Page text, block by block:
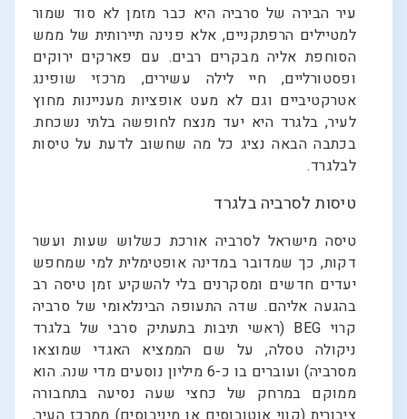
עיר הבירה של סרביה היא כבר מזמן לא סוד שמור
למטיילים הרפתקניים, אלא פנינה תיירותית של ממש
הסוחפת אליה מבקרים רבים. עם פארקים ירוקים
ופסטורליים, חיי לילה עשירים, מרכזי שופינג
אטרקטיביים וגם לא מעט אופציות מעניינות מחוץ
לעיר, בלגרד היא יעד מנצח לחופשה בלתי נשכחת.
בכתבה הבאה נציג כל מה שחשוב לדעת על טיסות
לבלגרד.
טיסות לסרביה בלגרד
טיסה מישראל לסרביה אורכת כשלוש שעות ועשר
דקות, כך שמדובר במדינה אופטימלית למי שמחפש
יעדים חדשים ומסקרנים בלי להשקיע זמן טיסה רב
בהגעה אליהם. שדה התעופה הבינלאומי של סרביה
קרוי BEG (ראשי תיבות בתעתיק סרבי של בלגרד
ניקולה טסלה, על שם הממציא האגדי שמוצאו
מסרביה) ועוברים בו כ-6 מיליון נוסעים מדי שנה. הוא
ממוקם במרחק של כחצי שעה נסיעה בתחבורה